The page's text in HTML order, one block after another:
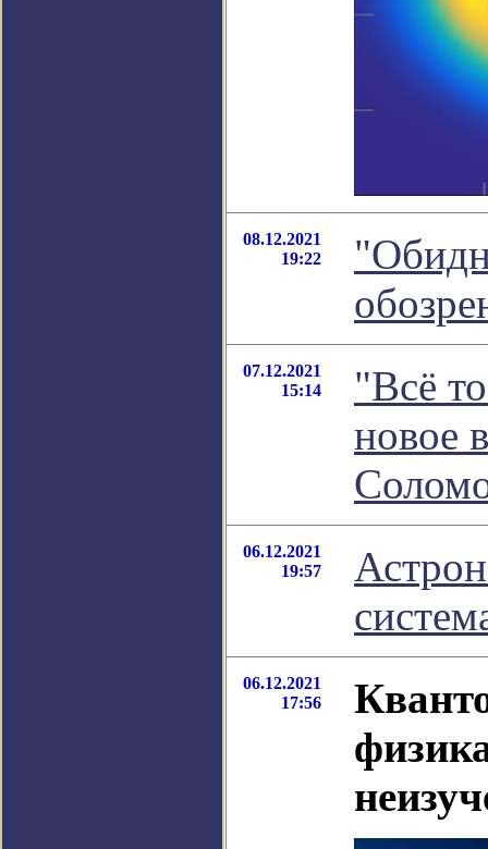
08.12.2021
19:22
07.12.2021
15:14
"Всё
новое
06.12.2021
19:57
06.12.2021
17:56